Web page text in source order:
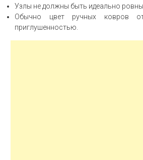
Узлы не должны быть идеально
Обычно цвет ручных ковров
приглушенностью.